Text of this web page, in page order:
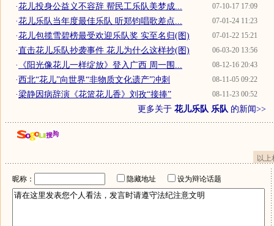
07-10-17 17:09
·花儿投身公益义不容辞 帮民工乐队美梦成...
07-01-24 11:23
·花儿乐队当年度最佳乐队 听郑钧唱歌差点...
07-01-22 15:21
·花儿包揽雪碧榜最受欢迎乐队奖 实至名归(图)
06-03-20 13:56
·直击花儿乐队抄袭事件 花儿为什么这样抄(图)
08-12-16 20:43
· 《阳光像花儿一样绽放》登入广西 周一围...
08-11-05 09:22
·西北“花儿”向世界“非物质文化遗产”冲刺
08-11-23 00:52
·梁静因病辞演《花篮花儿香》刘孜“接捧”
更多关于 花儿乐队 乐队 的新闻>>
以
昵称： 隐藏地址 设为辩论话题